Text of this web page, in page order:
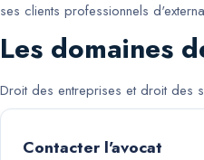
ses clients professionnels
Les domaines
Droit des entreprises et droit des
Contacter l'avocat